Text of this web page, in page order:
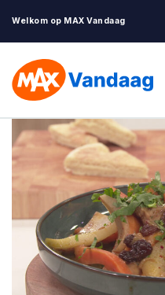
Welkom op MAX Vandaag